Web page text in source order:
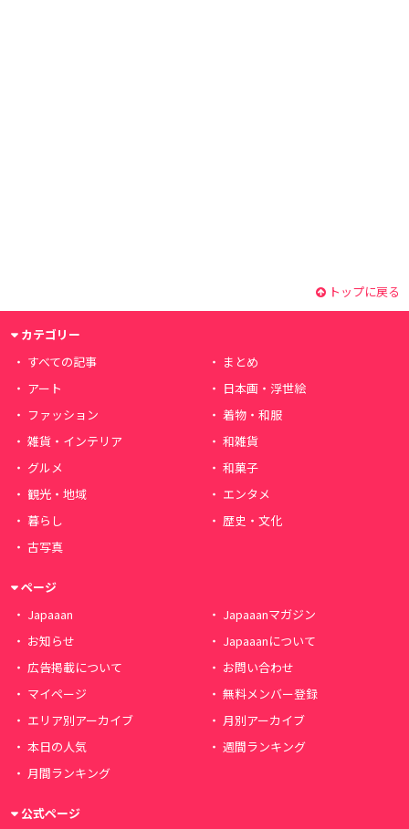
トップに戻る
カテゴリー
すべての記事
まとめ
アート
日本画・浮世絵
ファッション
着物・和服
雑貨・インテリア
和雑貨
グルメ
和菓子
観光・地域
エンタメ
暮らし
歴史・文化
古写真
ページ
Japaaan
Japaaanマガジン
お知らせ
Japaaanについて
広告掲載について
お問い合わせ
マイページ
無料メンバー登録
エリア別アーカイブ
月別アーカイブ
本日の人気
週間ランキング
月間ランキング
公式ページ